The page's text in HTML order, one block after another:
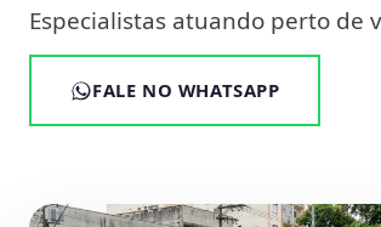
Especialistas atuando perto de
FALE NO WHATSAPP